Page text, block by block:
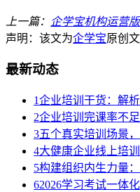
上一篇： 企学宝机构运营
声明：该文为企学宝原创
最新动态
1企业培训干货：解
2企业培训完课率不
3五个真实培训场景
4大健康企业线上培
5构建组织内生力量
62026学习考试一体